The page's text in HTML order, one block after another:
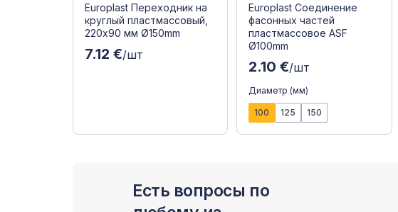
Europlast Переходник на
круглый пластмассовый,
220x90 мм Ø150mm
7.12 €/шт
Europlast Соединение
фасонных частей
пластмассовое ASF
Ø100mm
2.10 €/шт
Диаметр (мм)
100 125 150
Есть вопросы по